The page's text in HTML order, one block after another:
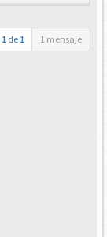
1 de 1 1 mensaje